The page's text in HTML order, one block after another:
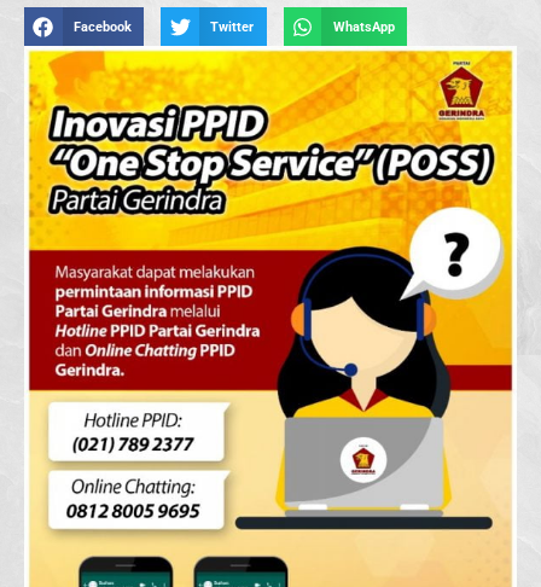
Facebook Twitter WhatsApp